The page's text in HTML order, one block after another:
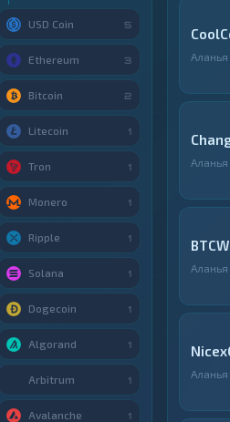
Аланья
Аланья
Аланья
Аланья
USD Coin 5
Ethereum 3
Bitcoin 2
Litecoin 1
Tron 1
Monero 1
Ripple 1
Solana 1
Dogecoin 1
Algorand 1
Arbitrum 1
Avalanche 1